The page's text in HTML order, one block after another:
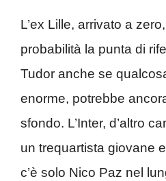
L’ex Lille, arrivato a
probabilità la punta di
Tudor anche se
enorme, potrebbe
sfondo. L’Inter, d’altro
un trequartista giovane
c’è solo Nico Paz nel